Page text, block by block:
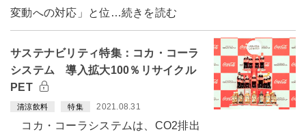
変動への対応」と位…続きを読む
サステナビリティ特集：コカ・コーラ
システム 導入拡大100％リサイクル
PET
清涼飲料 特集 2021.08.31
コカ・コーラシステムは、CO2排出